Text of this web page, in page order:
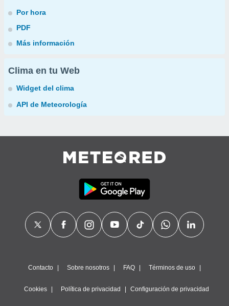
Por hora
PDF
Más información
Clima en tu Web
Widget del clima
API de Meteorología
Contacto Sobre nosotros FAQ Términos de uso
Cookies Política de privacidad Configuración de privacidad